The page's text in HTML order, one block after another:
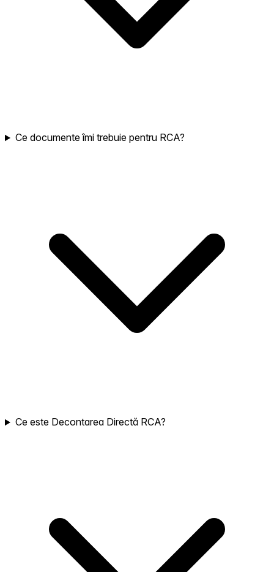
Ce documente îmi trebuie pentru RCA?
Ce este Decontarea Directă RCA?